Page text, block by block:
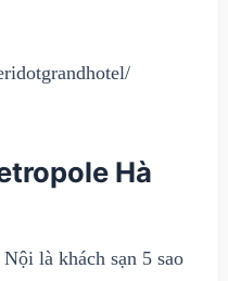
Hà
là khách sạn 5 sao